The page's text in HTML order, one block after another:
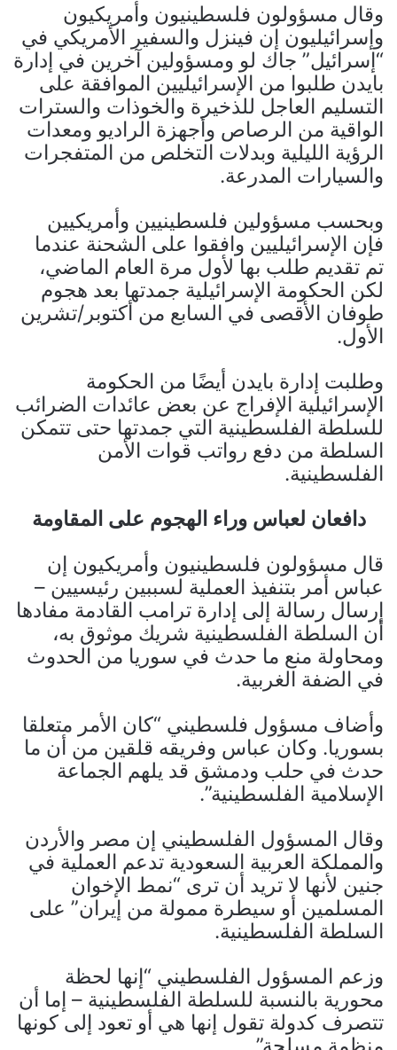
وقال مسؤولون فلسطينيون وأمريكيون
وإسرائيليون إن فينزل والسفير الأمريكي في
“إسرائيل” جاك لو ومسؤولين آخرين في إدارة
بايدن طلبوا من الإسرائيليين الموافقة على
التسليم العاجل للذخيرة والخوذات والسترات
الواقية من الرصاص وأجهزة الراديو ومعدات
الرؤية الليلية وبدلات التخلص من المتفجرات
والسيارات المدرعة.
وبحسب مسؤولين فلسطينيين وأمريكيين
فإن الإسرائيليين وافقوا على الشحنة عندما
تم تقديم طلب بها لأول مرة العام الماضي،
لكن الحكومة الإسرائيلية جمدتها بعد هجوم
طوفان الأقصى في السابع من أكتوبر/تشرين
الأول.
وطلبت إدارة بايدن أيضًا من الحكومة
الإسرائيلية الإفراج عن بعض عائدات الضرائب
للسلطة الفلسطينية التي جمدتها حتى تتمكن
السلطة من دفع رواتب قوات الأمن
الفلسطينية.
دافعان لعباس وراء الهجوم على المقاومة
قال مسؤولون فلسطينيون وأمريكيون إن
عباس أمر بتنفيذ العملية لسببين رئيسيين –
إرسال رسالة إلى إدارة ترامب القادمة مفادها
أن السلطة الفلسطينية شريك موثوق به،
ومحاولة منع ما حدث في سوريا من الحدوث
في الضفة الغربية.
وأضاف مسؤول فلسطيني “كان الأمر متعلقا
بسوريا. وكان عباس وفريقه قلقين من أن ما
حدث في حلب ودمشق قد يلهم الجماعة
الإسلامية الفلسطينية”.
وقال المسؤول الفلسطيني إن مصر والأردن
والمملكة العربية السعودية تدعم العملية في
جنين لأنها لا تريد أن ترى “نمط الإخوان
المسلمين أو سيطرة ممولة من إيران” على
السلطة الفلسطينية.
وزعم المسؤول الفلسطيني “إنها لحظة
محورية بالنسبة للسلطة الفلسطينية – إما أن
تتصرف كدولة تقول إنها هي أو تعود إلى كونها